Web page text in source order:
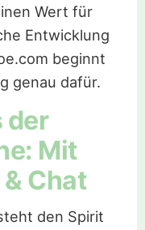
Wert für
Entwicklung
beginnt
genau dafür.
der
Mit
Chat
den Spirit